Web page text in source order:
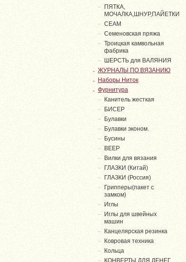
ПЯТКА,
МОЧАЛКА,ШНУР,ПАЙЕТКИ
СЕАМ
Семеновская пряжа
Троицкая камвольная
фабрика
ШЕРСТЬ для ВАЛЯНИЯ
ЖУРНАЛЫ ПО ВЯЗАНИЮ
Наборы Ниток
Фурнитура
Канитель жесткая
БИСЕР
Булавки
Булавки эконом.
Бусины
ВЕЕР
Вилки для вязания
ГЛАЗКИ (Китай)
ГЛАЗКИ (Россия)
Грипперы(пакет с
замком)
Иглы
Иглы для швейных
машин
Канцелярская резинка
Ковровая техника
Кольца
КОНВЕРТЫ ДЛЯ ДЕНЕГ